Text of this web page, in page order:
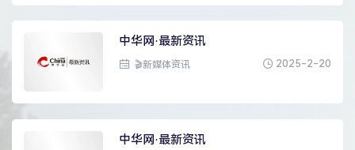
中华网·最新资讯
🎬新媒体资讯 2025-2-20
中华网·最新资讯